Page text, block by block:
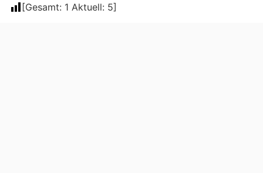
[Gesamt: 1 Aktuell: 5]